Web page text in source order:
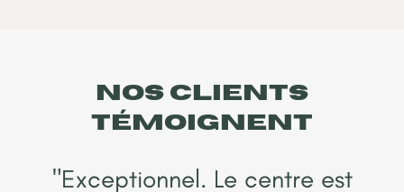
NOS clients
témoignent
"Exceptionnel. Le centre est